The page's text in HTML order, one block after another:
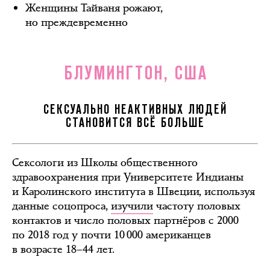
Женщины Тайваня рожают,
но преждевременно
БЛУМИНГТОН, США
СЕКСУАЛЬНО НЕАКТИВНЫХ ЛЮДЕЙ
СТАНОВИТСЯ ВСЁ БОЛЬШЕ
Сексологи из Школы общественного
здравоохранения при Университете Индианы
и Каролинского института в Швеции, используя
данные соцопроса, изучили частоту половых
контактов и число половых партнёров с 2000
по 2018 год у почти 10 000 американцев
в возрасте 18–44 лет.